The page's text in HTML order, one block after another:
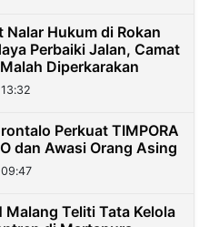
Nalar Hukum di Rokan
Perbaiki Jalan, Camat
Diperkarakan
Perkuat TIMPORA
dan Awasi Orang Asing
Malang Teliti Tata Kelola